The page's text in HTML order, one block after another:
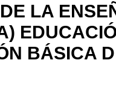
LA
BÁSICA